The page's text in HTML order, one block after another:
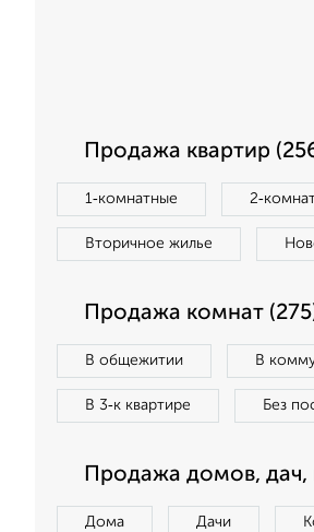
Продажа квартир
1‑комнатные
Вторичное жилье
Продажа комнат
В общежитии В
В 3‑к квартире Без
Продажа домов, дач,
Дома Дачи